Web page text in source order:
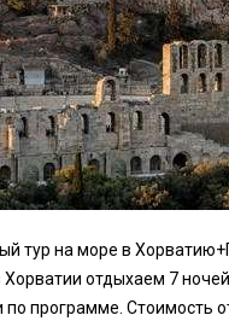
тур на море в
Хорватии отдыхаем 7
по программе. Стоимость